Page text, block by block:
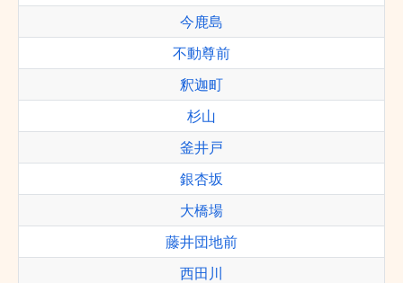
今鹿島
不動尊前
釈迦町
杉山
釜井戸
銀杏坂
大橋場
藤井団地前
西田川